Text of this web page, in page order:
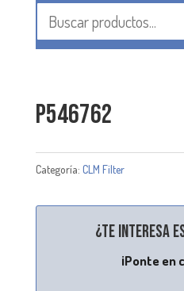
P546762
Categoría: CLM Filter
¿Te interesa
¡Ponte en